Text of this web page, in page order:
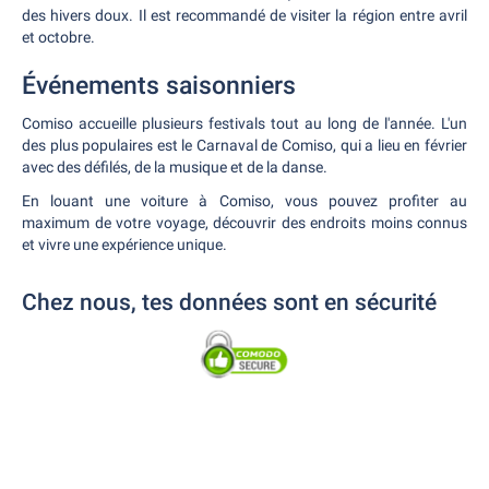
des hivers doux. Il est recommandé de visiter la région entre avril
et octobre.
Événements saisonniers
Comiso accueille plusieurs festivals tout au long de l'année. L'un
des plus populaires est le Carnaval de Comiso, qui a lieu en février
avec des défilés, de la musique et de la danse.
En louant une voiture à Comiso, vous pouvez profiter au
maximum de votre voyage, découvrir des endroits moins connus
et vivre une expérience unique.
Chez nous, tes données sont en sécurité